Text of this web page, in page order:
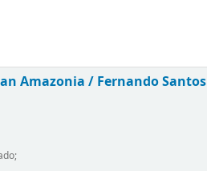
Amazonia / Fernando Santos